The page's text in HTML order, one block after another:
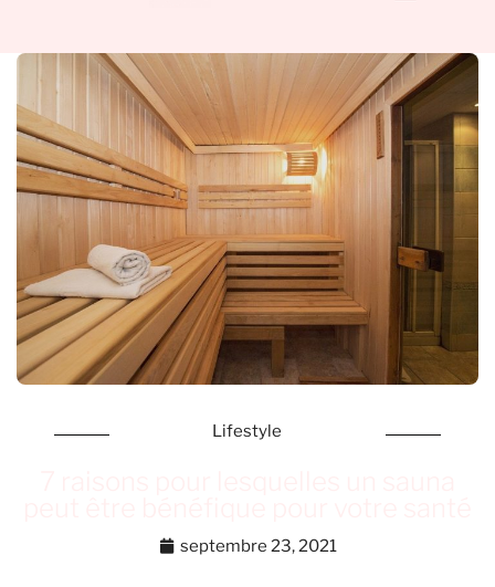
Lifestyle
septembre 23, 2021